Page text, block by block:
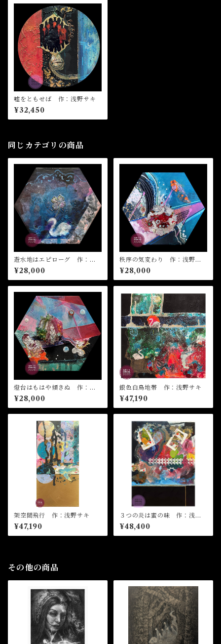
嘘をともせば 作：浅野サキ
¥32,450
同じカテゴリの商品
遊水地はエピローグ 作：浅
野サキ
¥28,000
秩序の気変わり 作：浅野サ
キ
¥28,000
燈台はもはや傾きぬ 作：浅
野サキ
¥28,000
銀色白鳥地帯 作：浅野サキ
¥47,190
架空間飛行 作：浅野サキ
¥47,190
３つの炎は蜜の味 作：浅野
サキ
¥48,400
その他の商品